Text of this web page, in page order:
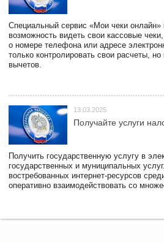
Специальный сервис «Мои чеки
возможность видеть свои кассовые
о номере телефона или адресе
только контролировать свои расчеты,
вычетов.
13.03.2025
Получайте услуги
Получить государственную услугу в
государственных и муниципальных
востребованных интернет-ресурсов
оперативно взаимодействовать со